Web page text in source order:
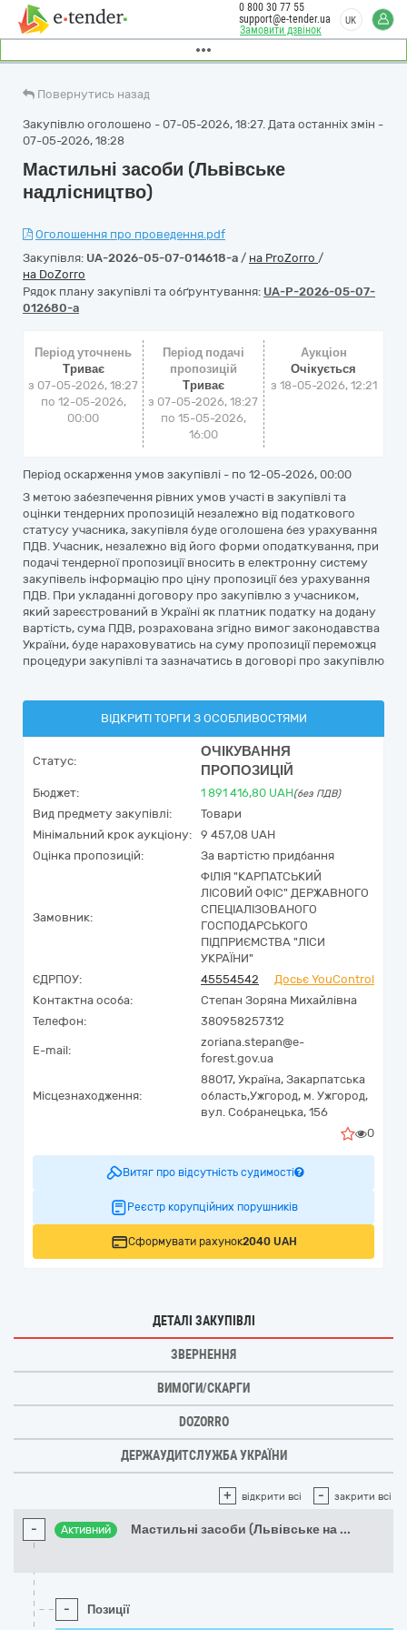
Замовити дзвінок
0 800 30 77 55
support@e-tender.ua
UK
Повернутись назад
Закупівлю оголошено - 07-05-2026, 18:27. Дата останніх змін -
07-05-2026, 18:28
Мастильні засоби (Львівське
надлісництво)
Оголошення про проведення.pdf
Закупівля: UA-2026-05-07-014618-a / на ProZorro /
на DoZorro
Рядок плану закупівлі та обґрунтування: UA-P-2026-05-07-
012680-a
Період уточнень
Триває
з 07-05-2026, 18:27
по 12-05-2026,
00:00
Період подачі
пропозицій
Триває
з 07-05-2026, 18:27
по 15-05-2026,
16:00
Аукціон
Очікується
з 18-05-2026, 12:21
Період оскарження умов закупівлі - по 12-05-2026, 00:00
З метою забезпечення рівних умов участі в закупівлі та
оцінки тендерних пропозицій незалежно від податкового
статусу учасника, закупівля буде оголошена без урахування
ПДВ. Учасник, незалежно від його форми оподаткування, при
подачі тендерної пропозиції вносить в електронну систему
закупівель інформацію про ціну пропозиції без урахування
ПДВ. При укладанні договору про закупівлю з учасником,
який зареєстрований в Україні як платник податку на додану
вартість, сума ПДВ, розрахована згідно вимог законодавства
України, буде нараховуватись на суму пропозиції переможця
процедури закупівлі та зазначатись в договорі про закупівлю
ВІДКРИТІ ТОРГИ З ОСОБЛИВОСТЯМИ
Статус:
ОЧІКУВАННЯ
ПРОПОЗИЦІЙ
Бюджет: 1 891 416,80 UAH(без ПДВ)
Вид предмету закупівлі:
Товари
Мінімальний крок аукціону:
9 457,08 UAH
Оцінка пропозицій:
За вартістю придбання
Замовник:
ФІЛІЯ "КАРПАТСЬКИЙ
ЛІСОВИЙ ОФІС" ДЕРЖАВНОГО
СПЕЦІАЛІЗОВАНОГО
ГОСПОДАРСЬКОГО
ПІДПРИЄМСТВА "ЛІСИ
УКРАЇНИ"
ЄДРПОУ:
45554542
Досьє YouControl
Контактна особа:
Степан Зоряна Михайлівна
Телефон:
380958257312
E-mail:
zoriana.stepan@e-
forest.gov.ua
Місцезнаходження:
88017, Україна, Закарпатська
область,Ужгород, м. Ужгород,
вул. Собранецька, 156
0
Витяг про відсутність судимості
Реєстр корупційних порушників
Сформувати рахунок2040 UAH
ДЕТАЛІ ЗАКУПІВЛІ
ЗВЕРНЕННЯ
ВИМОГИ/СКАРГИ
DOZORRO
ДЕРЖАУДИТСЛУЖБА УКРАЇНИ
+ відкрити всі - закрити всі
- Активний Мастильні засоби (Львівське на ...
- Позиції